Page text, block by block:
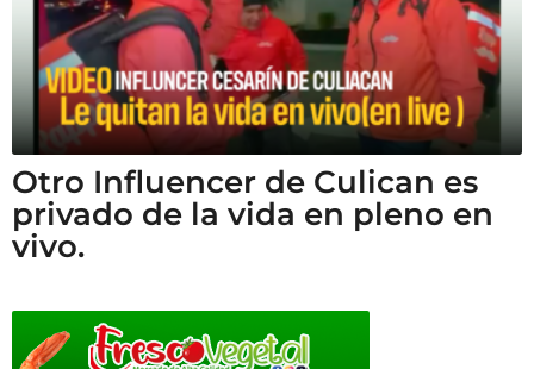
Otro Influencer de Culican es
privado de la vida en pleno en
vivo.